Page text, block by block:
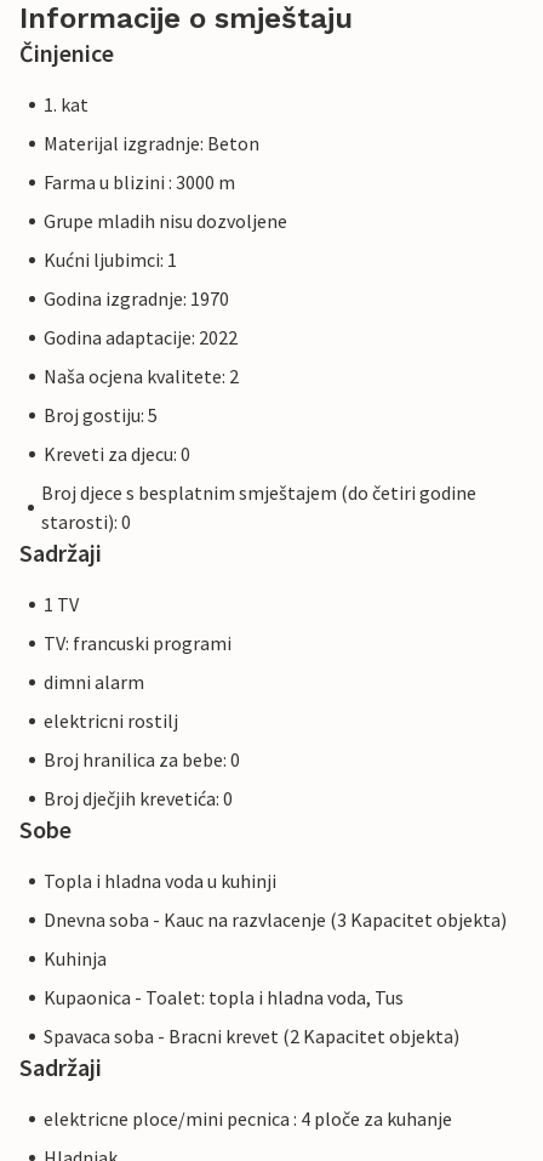
Informacije o smještaju
Činjenice
1. kat
Materijal izgradnje: Beton
Farma u blizini : 3000 m
Grupe mladih nisu dozvoljene
Kućni ljubimci: 1
Godina izgradnje: 1970
Godina adaptacije: 2022
Naša ocjena kvalitete: 2
Broj gostiju: 5
Kreveti za djecu: 0
Broj djece s besplatnim smještajem (do četiri godine
starosti): 0
Sadržaji
1 TV
TV: francuski programi
dimni alarm
elektricni rostilj
Broj hranilica za bebe: 0
Broj dječjih krevetića: 0
Sobe
Topla i hladna voda u kuhinji
Dnevna soba - Kauc na razvlacenje (3 Kapacitet objekta)
Kuhinja
Kupaonica - Toalet: topla i hladna voda, Tus
Spavaca soba - Bracni krevet (2 Kapacitet objekta)
Sadržaji
elektricne ploce/mini pecnica : 4 ploče za kuhanje